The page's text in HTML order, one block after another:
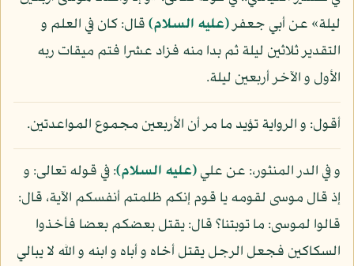
ليلة» عن أبي جعفر(عليه السلام)قال: كان في العلم و
التقدير ثلاثين ليلة ثم بدا منه فزاد عشرا فتم ميقات ربه
الأول و الآخر أربعين ليلة.
أقول: و الرواية تؤيد ما مر أن الأربعين مجموع المواعدتين.
و في الدر المنثور،: عن علي(عليه السلام): في قوله تعالى: و
إذ قال موسى لقومه يا قوم إنكم ظلمتم أنفسكم الآية، قال:
قالوا لموسى: ما توبتنا؟ قال: يقتل بعضكم بعضا فأخذوا
السكاكين فجعل الرجل يقتل أخاه و أباه و ابنه و الله لا يبالي